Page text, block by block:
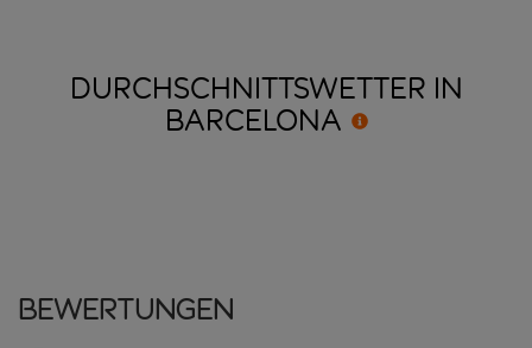
DURCHSCHNITTSWETTER IN
BARCELONA
Bewertungen